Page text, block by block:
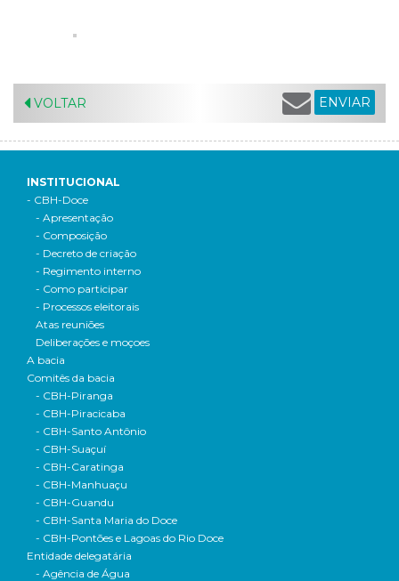
VOLTAR ENVIAR
INSTITUCIONAL
- CBH-Doce
- Apresentação
- Composição
- Decreto de criação
- Regimento interno
- Como participar
- Processos eleitorais
Atas reuniões
Deliberações e moçoes
A bacia
Comitês da bacia
- CBH-Piranga
- CBH-Piracicaba
- CBH-Santo Antônio
- CBH-Suaçuí
- CBH-Caratinga
- CBH-Manhuaçu
- CBH-Guandu
- CBH-Santa Maria do Doce
- CBH-Pontões e Lagoas do Rio Doce
Entidade delegatária
- Agência de Água